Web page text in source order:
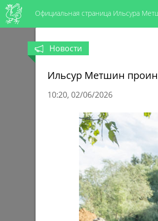
Официальная страница Ильсура
Новости
Ильсур Метшин
10:20 02/06/2026